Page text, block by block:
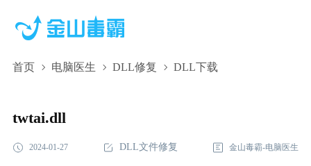
首页 电脑医生 DLL修复 DLL下载
twtai.dll,twtai.dll下载,twtai.dll修复
twtai.dll
2024-01-27 DLL文件修复 金山毒霸-电脑医生